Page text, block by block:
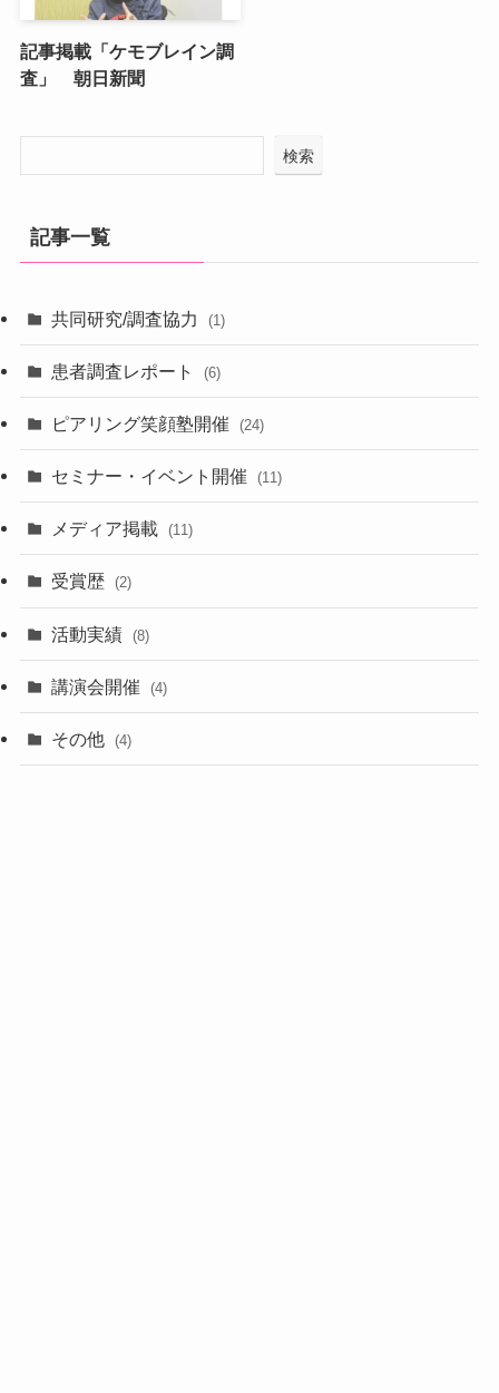
記事掲載「ケモブレイン調
査」 朝日新聞
検索
記事一覧
共同研究/調査協力 (1)
患者調査レポート (6)
ピアリング笑顔塾開催 (24)
セミナー・イベント開催 (11)
メディア掲載 (11)
受賞歴 (2)
活動実績 (8)
講演会開催 (4)
その他 (4)